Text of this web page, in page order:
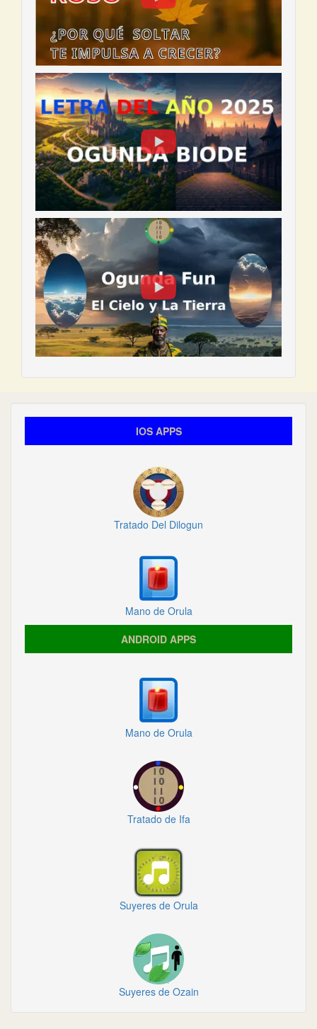
IOS APPS
Tratado Del Dilogun
Mano de Orula
ANDROID APPS
Mano de Orula
Tratado de Ifa
Suyeres de Orula
Suyeres de Ozain